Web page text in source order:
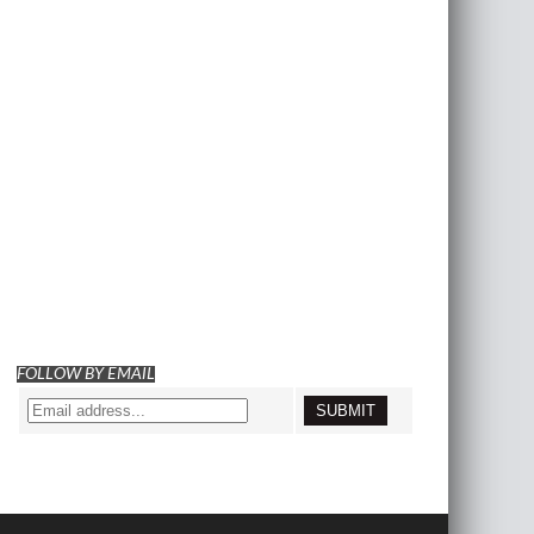
FOLLOW BY EMAIL